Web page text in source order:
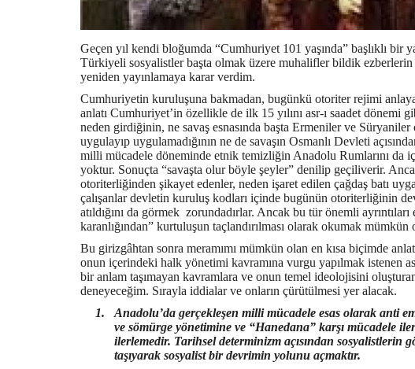
Geçen yıl kendi bloğumda “Cumhuriyet 101 yaşında” başlıklı bir
Türkiyeli sosyalistler başta olmak üzere muhalifler bildik ezberlerin
yeniden yayınlamaya karar verdim.
Cumhuriyetin kuruluşuna bakmadan, bugünkü otoriter rejimi
anlatı Cumhuriyet’in özellikle de ilk 15 yılını asr-ı saadet dönemi
neden girdiğinin, ne savaş esnasında başta Ermeniler ve
uygulayıp uygulamadığının ne de savaşın Osmanlı Devleti
milli mücadele döneminde etnik temizliğin Anadolu Rumlarını da
yoktur. Sonuçta “savaşta olur böyle şeyler” denilip geçiliverir.
otoriterliğinden şikayet edenler, neden işaret edilen çağdaş batı
çalışanlar devletin kuruluş kodları içinde bugünün otoriterliğinin
atıldığını da görmek zorundadırlar. Ancak bu tür önemli
karanlığından” kurtuluşun taçlandırılması olarak okumak mümkün
Bu girizgâhtan sonra meramımı mümkün olan en kısa biçimde
onun içerindeki halk yönetimi kavramına vurgu yapılmak istenen
bir anlam taşımayan kavramlara ve onun temel ideolojisini
deneyeceğim. Sırayla iddialar ve onların çürütülmesi yer alacak.
1.
Anadolu’da gerçekleşen milli mücadele esas olarak anti
ve sömürge yönetimine ve “Hanedana” karşı mücadele
ilerlemedir. Tarihsel determinizm açısından
taşıyarak sosyalist bir devrimin yolunu açmaktır.